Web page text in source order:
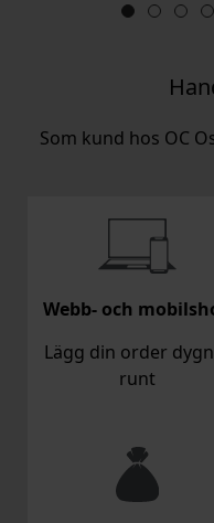
Som kund hos OC
Webb- och
Lägg din order
runt